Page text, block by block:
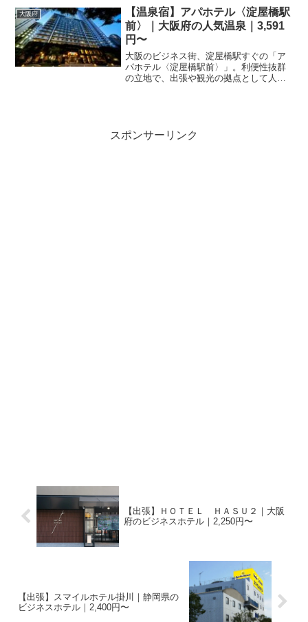
予約ページにてご確認ください。
大阪府
【温泉宿】アパホテル〈淀屋橋駅
前〉｜大阪府の人気温泉｜3,591
円〜
大阪のビジネス街、淀屋橋駅すぐの「ア
パホテル〈淀屋橋駅前〉」。利便性抜群
の立地で、出張や観光の拠点として人気
スポンサーリンク
【出張】ＨＯＴＥＬ ＨＡＳＵ２｜大阪
府のビジネスホテル｜2,250円〜
【出張】スマイルホテル掛川｜静岡県の
ビジネスホテル｜2,400円〜